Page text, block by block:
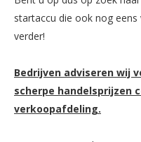
startaccu die ook nog
verder!
Bedrijven adviseren wij
scherpe handelsprijzen
verkoopafdeling.